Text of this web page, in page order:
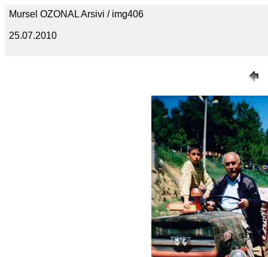
Mursel OZONAL Arsivi / img406
25.07.2010